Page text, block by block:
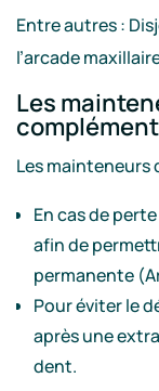
Entre autres :
l’arcade
Les
Les mainteneurs
En cas de
afin de
permanente
Pour éviter le
après une
dent.